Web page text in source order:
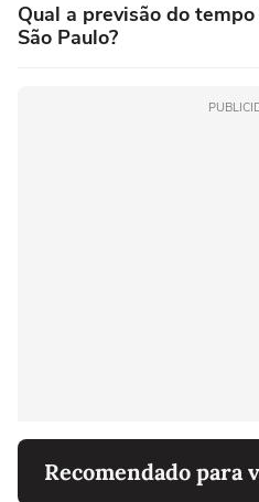
Qual a previsão do
São Paulo?
Recomendado para